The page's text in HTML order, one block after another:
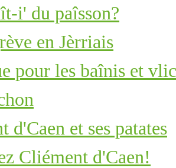
i' du paîsson?
en Jèrriais
pour les baînis et
d'Caen et ses patates
Cliément d'Caen!